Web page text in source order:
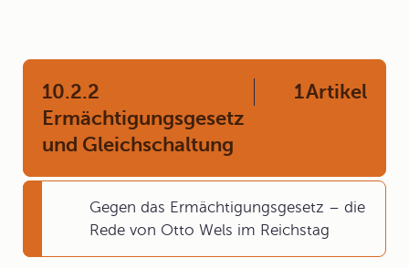
10.2.2
Ermächtigungsgesetz
und Gleichschaltung
1Artikel
Gegen das Ermächtigungsgesetz – die
Rede von Otto Wels im Reichstag